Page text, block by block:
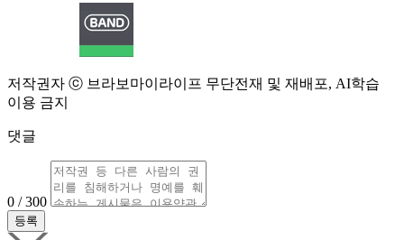
저작권자 ⓒ 브라보마이라이프 무단전재 및 재배포, AI학습
이용 금지
댓글
0 / 300